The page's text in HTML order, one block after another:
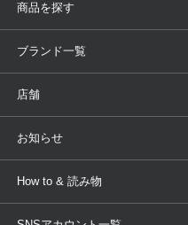
商品を探す
アイテム
トピックス
ブランド一覧
WACOAL
AMPHI
店舗
店舗を探す
ブラ無料診断
お知らせ
新着情報
How to & 読み物
下着の基礎知識